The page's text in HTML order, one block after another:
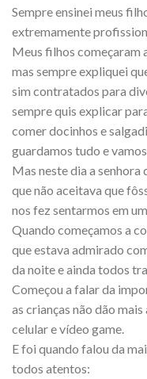
Sempre ensinei meus
extremamente
Meus filhos começaram
mas sempre expliquei
sim contratados para
sempre quis explicar
comer docinhos e
guardamos tudo e
Mas neste dia a
que não aceitava que
nos fez sentarmos em
Quando começamos a
que estava admirado
da noite e ainda todos
Começou a falar da
as crianças não dão
celular e vídeo game.
E foi quando falou da
todos atentos: